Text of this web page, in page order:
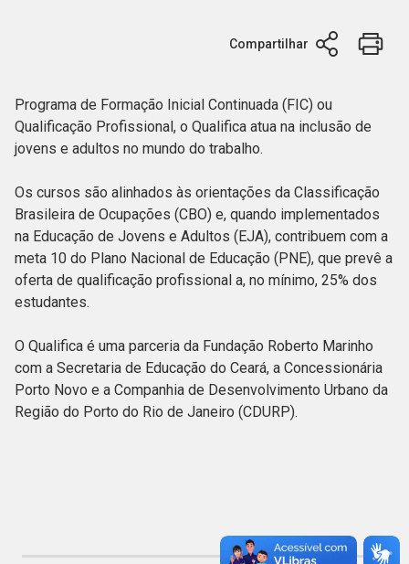
Compartilhar
Programa de Formação Inicial Continuada (FIC) ou
Qualificação Profissional, o Qualifica atua na inclusão de
jovens e adultos no mundo do trabalho.
Os cursos são alinhados às orientações da Classificação
Brasileira de Ocupações (CBO) e, quando implementados
na Educação de Jovens e Adultos (EJA), contribuem com a
meta 10 do Plano Nacional de Educação (PNE), que prevê a
oferta de qualificação profissional a, no mínimo, 25% dos
estudantes.
O Qualifica é uma parceria da Fundação Roberto Marinho
com a Secretaria de Educação do Ceará, a Concessionária
Porto Novo e a Companhia de Desenvolvimento Urbano da
Região do Porto do Rio de Janeiro (CDURP).